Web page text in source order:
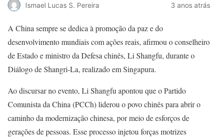
Ismael Lucas S. Pereira 3 anos atrás
A China sempre se dedica à promoção da paz e do
desenvolvimento mundiais com ações reais, afirmou o conselheiro
de Estado e ministro da Defesa chinês, Li Shangfu, durante o
Diálogo de Shangri-La, realizado em Singapura.
Ao discursar no evento, Li Shangfu apontou que o Partido
Comunista da China (PCCh) liderou o povo chinês para abrir o
caminho da modernização chinesa, por meio de esforços de
gerações de pessoas. Esse processo injetou forças motrizes